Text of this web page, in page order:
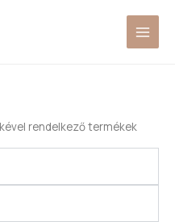
rendelkező termékek